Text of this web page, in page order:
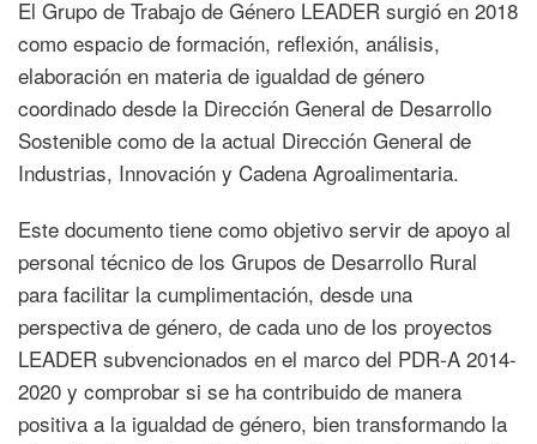
El Grupo de Trabajo de Género LEADER surgió en 2018
como espacio de formación, reflexión, análisis,
elaboración en materia de igualdad de género
coordinado desde la Dirección General de Desarrollo
Sostenible como de la actual Dirección General de
Industrias, Innovación y Cadena Agroalimentaria.
Este documento tiene como objetivo servir de apoyo al
personal técnico de los Grupos de Desarrollo Rural
para facilitar la cumplimentación, desde una
perspectiva de género, de cada uno de los proyectos
LEADER subvencionados en el marco del PDR-A 2014-
2020 y comprobar si se ha contribuido de manera
positiva a la igualdad de género, bien transformando la